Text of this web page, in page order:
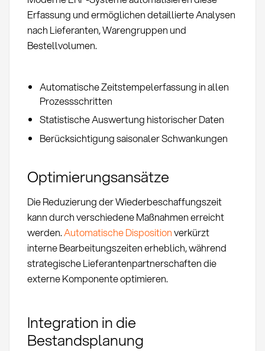
Erfassung und ermöglichen detaillierte Analysen
nach Lieferanten, Warengruppen und
Bestellvolumen.
Automatische Zeitstempelerfassung in allen
Prozessschritten
Statistische Auswertung historischer Daten
Berücksichtigung saisonaler Schwankungen
Optimierungsansätze
Die Reduzierung der Wiederbeschaffungszeit
kann durch verschiedene Maßnahmen erreicht
werden.Automatische Dispositionverkürzt
interne Bearbeitungszeiten erheblich, während
strategische Lieferantenpartnerschaften die
externe Komponente optimieren.
Integration in die
Bestandsplanung